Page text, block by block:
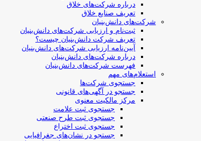
درباره شرکت‌های خلاق
تعریف صنایع خلاق
شرکت‌های دانش‌بنیان
ثبت‌نام و ارزیابی شرکت‌های دانش‌بنیان
تعریف شرکت دانش‌بنیان چیست؟
آیین‌نامه ارزیابی شرکت‌های دانش‌بنیان
درباره شرکت‌های دانش‌بنیان
فهرست شرکت‌های دانش‌بنیان
استعلام‌های مهم
جستجوی شرکت‌ها
جستجو در آگهی‌های قانونی
مرکز مالکیت معنوی
جستجوی ثبت علامت
جستجوی ثبت طرح صنعتی
جستجوی ثبت اختراع
جستجو در نشان‌های جغرافیایی